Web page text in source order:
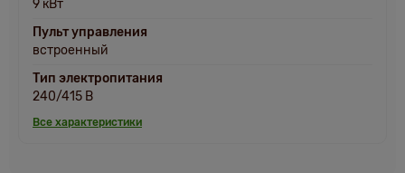
9 кВт
Пульт управления
встроенный
Тип электропитания
240/415 В
Все характеристики